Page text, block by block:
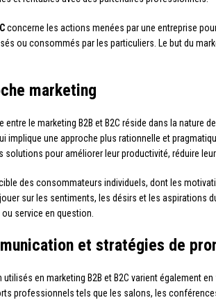
concerne les actions menées par une entreprise
ou consommés par les particuliers. Le but du
marketing
entre le marketing B2B et B2C réside dans la
implique une approche plus rationnelle et
solutions pour améliorer leur productivité, réduire
des consommateurs individuels, dont les
sur les sentiments, les désirs et les aspirations
service en question.
et stratégies de
en marketing B2B et B2C varient également
professionnels tels que les salons, les